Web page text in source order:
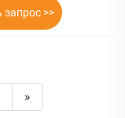
>>
»